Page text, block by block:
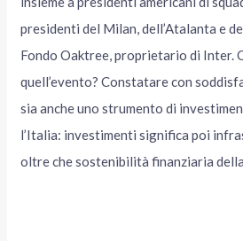
presidenti del Milan, dell’Atalanta e
Fondo Oaktree, proprietario di Inter.
quell’evento? Constatare con
sia anche uno strumento di
l’Italia: investimenti significa poi
oltre che sostenibilità finanziaria della